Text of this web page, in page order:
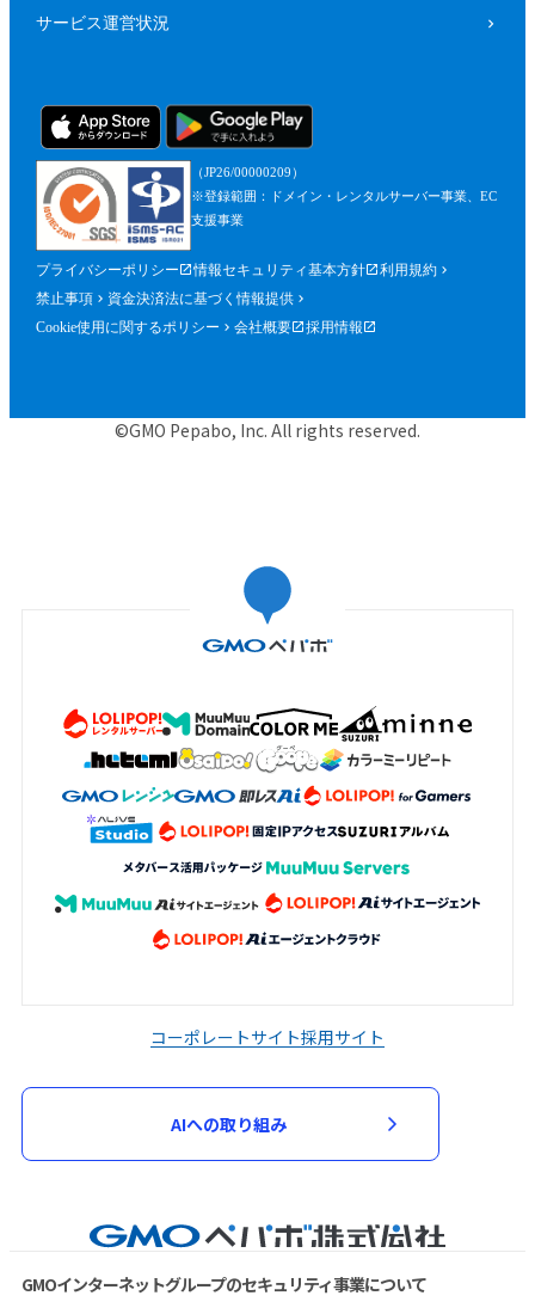
サービス運営状況
（JP26/00000209）
※登録範囲：ドメイン・レンタルサーバー事業、EC
支援事業
プライバシーポリシー 情報セキュリティ基本方針
利用規約
禁止事項
資金決済法に基づく情報提供
Cookie使用に関するポリシー
会社概要 採用情報
©GMO Pepabo, Inc. All rights reserved.
コーポレートサイト採用サイト
AIへの取り組み
GMOインターネットグループのセキュリティ事業について